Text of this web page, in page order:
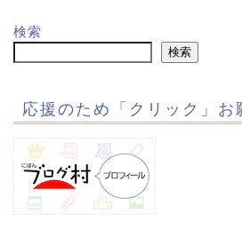
検索
検索
応援のため「クリック」お